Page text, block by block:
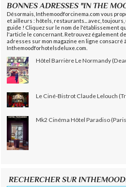
BONNES ADRESSES "IN THE
Désormais, Inthemoodforcinema.com vous
et ailleurs : hôtels, restaurants... avec,
guide ! Cliquez sur le nom de l'établissement
l'article le concernant. Retrouvez également
adresses sur mon magazine en ligne consacré
Inthemoodforhotelsdeluxe.com.
Hôtel Barrière Le Normandy
Le Ciné-Bistrot Claude Lelouch
Mk2 Cinéma Hôtel Paradiso
RECHERCHER SUR